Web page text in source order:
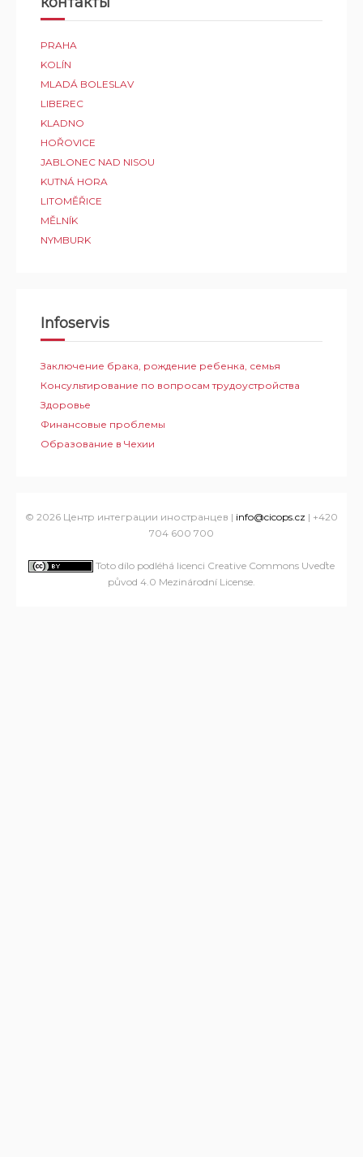
PRAHA
KOLÍN
MLADÁ BOLESLAV
LIBEREC
KLADNO
HOŘOVICE
JABLONEC NAD NISOU
KUTNÁ HORA
LITOMĚŘICE
MĚLNÍK
NYMBURK
Infoservis
Заключение брака, рождение ребенка, семья
Консультирование по вопросам трудоустройства
Здоровье
Финансовые проблемы
Образование в Чехии
© 2026 Центр интеграции иностранцев | info@cicops.cz | +420
704 600 700
Toto dílo podléhá licenci Creative Commons Uveďte
původ 4.0 Mezinárodní License